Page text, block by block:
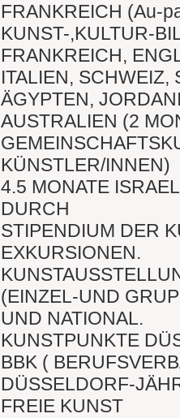
FRANKREICH (Au-
KUNST-,KULTUR-
FRANKREICH,
ITALIEN, SCHWEIZ,
ÄGYPTEN,
AUSTRALIEN (2
KÜNSTLER/INNEN)
4.5 MONATE
DURCH
STIPENDIUM DER
EXKURSIONEN.
(EINZEL-UND
UND NATIONAL.
KUNSTPUNKTE
BBK (
DÜSSELDORF-
FREIE KUNST